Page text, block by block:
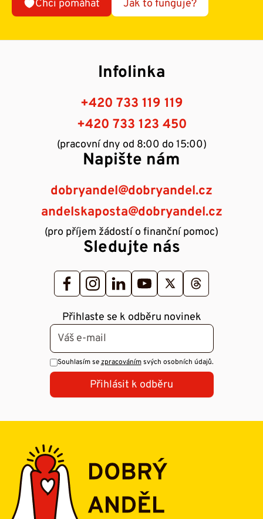
Chci pomáhat Jak to funguje?
Infolinka
+420 733 119 119
+420 733 123 450
(pracovní dny od 8:00 do 15:00)
Napište nám
dobryandel@dobryandel.cz
andelskaposta@dobryandel.cz
(pro příjem žádostí o finanční pomoc)
Sledujte nás
Přihlaste se k odběru novinek
Souhlasím sezpracovánímsvých osobních údajů.
Přihlásit k odběru